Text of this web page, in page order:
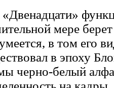
мере
в том его
в эпоху
черно-белый